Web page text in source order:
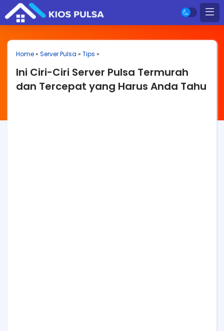
Home» Server Pulsa » Tips »
Ini Ciri-Ciri Server Pulsa Termurah
dan Tercepat yang Harus Anda Tahu